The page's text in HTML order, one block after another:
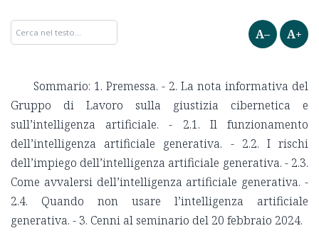
A– A+
Sommario: 1. Premessa. - 2. La nota informativa del
Gruppo di Lavoro sulla giustizia cibernetica e
sull’intelligenza artificiale. - 2.1. Il funzionamento
dell’intelligenza artificiale generativa. - 2.2. I rischi
dell’impiego dell’intelligenza artificiale generativa. - 2.3.
Come avvalersi dell’intelligenza artificiale generativa. -
2.4. Quando non usare l’intelligenza artificiale
generativa. - 3. Cenni al seminario del 20 febbraio 2024.